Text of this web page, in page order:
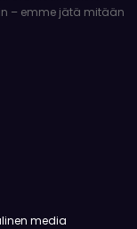
– emme jätä mitään
media